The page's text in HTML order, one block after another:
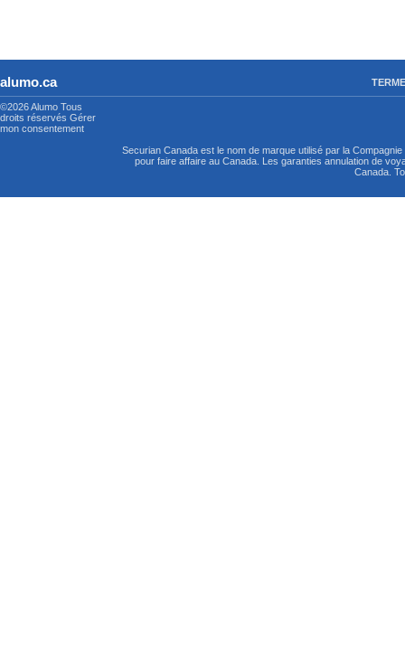
alumo.ca
©2026 Alumo Tous
droits réservés Gérer
mon consentement
Securian Canada est le nom de marque utilisé par la
pour faire affaire au Canada. Les garanties annulation de
Canada.